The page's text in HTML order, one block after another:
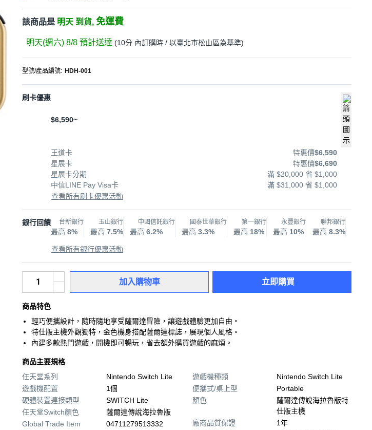
該商品是 明天 到貨, 免運費
明天(週六) 8/8 預計送達 (10分 內訂購時 / 以臺北市松山區為基準)
型號/產品編號: HDH‑001
刷卡優惠
$6,590~
王道卡 特惠價$6,590
星展卡
特惠價$6,690
星展卡分期
滿 $20,000 省 $1,000
中信LINE Pay Visa卡
滿 $31,000 省 $1,000
查看所有刷卡優惠活動
銀行回饋 台新銀行
最高 8%
玉山銀行
最高 7.5%
中國信託銀行
最高 6.2%
國泰世華銀行
最高 3.3%
第一銀行
最高 18%
永豐銀行
最高 10%
聯邦銀行
最高 8.3%
查看所有銀行優惠活動
加入購物車 立即購買
商品特色
輕巧便攜設計，隨時隨地享受薩爾達冒險，讓遊戲體驗更加自由。
特仕版主機外觀獨特，金色機身搭配薩爾達標誌，展現個人風格。
內建多款熱門遊戲，開機即可暢玩，省去額外購買遊戲的麻煩。
商品主要規格
任天堂系列
Nintendo Switch Lite
遊戲機配置
1個
硬體裝置連接類型
SWITCH Lite
任天堂Switch顏色
薩爾達傳說海拉魯版
Global Trade Item
04711279513332
遊戲機種類
Nintendo Switch Lite
便攜式/桌上型
Portable
顏色
薩爾達傳說海拉魯版特
仕版主機
廠商品質保證
1年